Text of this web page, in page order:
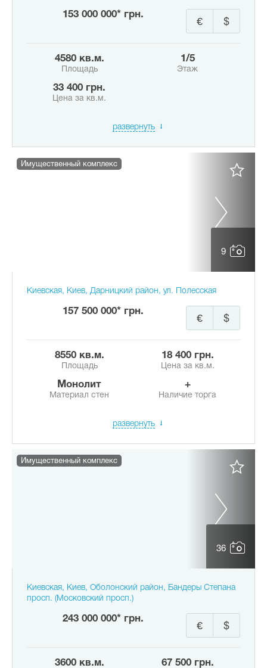
153 000 000* грн.
$
€
4580 кв.м.
Площадь
1/5
Этаж
33 400 грн.
Цена за кв.м.
развернуть
9
Имущественный комплекс
Киевская, Киев, Дарницкий район, ул. Полесская
157 500 000* грн.
$
€
8550 кв.м.
Площадь
18 400 грн.
Цена за кв.м.
Монолит
Материал стен
+
Наличие торга
развернуть
36
Имущественный комплекс
Киевская, Киев, Оболонский район, Бандеры Степана
просп. (Московский просп.)
243 000 000* грн.
$
€
3600 кв.м. 67 500 грн.